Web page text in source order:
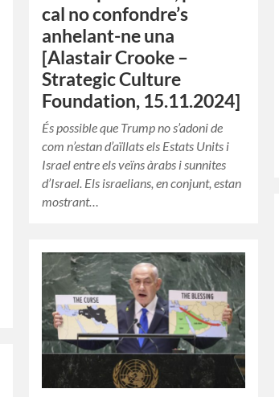
cal no confondre’s
anhelant-ne una
[Alastair Crooke –
Strategic Culture
Foundation, 15.11.2024]
És possible que Trump no s’adoni de
com n’estan d’aïllats els Estats Units i
Israel entre els veïns àrabs i sunnites
d’Israel. Els israelians, en conjunt, estan
mostrant…